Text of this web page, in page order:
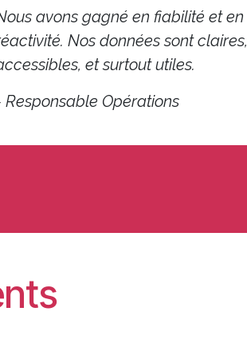
avons gagné en fiabilité et en
Nos données sont claires,
et surtout utiles.
Responsable Opérations